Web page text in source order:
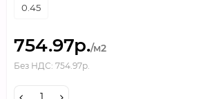
0.45
754.97р./м2
Без НДС: 754.97р.